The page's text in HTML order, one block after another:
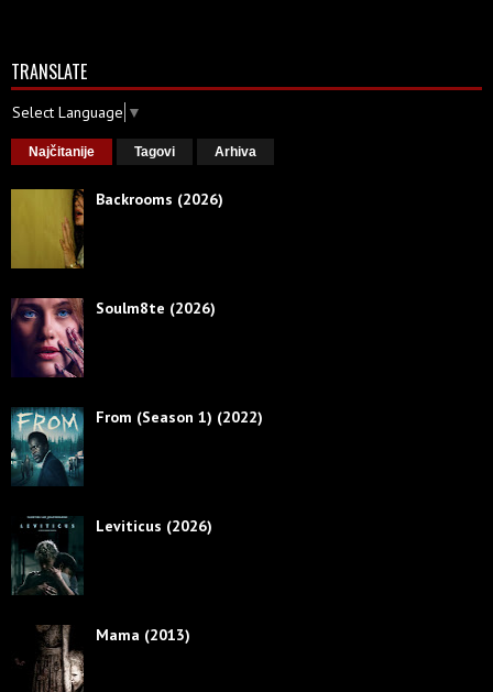
TRANSLATE
Select Language ▼
Najčitanije Tagovi Arhiva
Backrooms (2026)
Soulm8te (2026)
From (Season 1) (2022)
Leviticus (2026)
Mama (2013)